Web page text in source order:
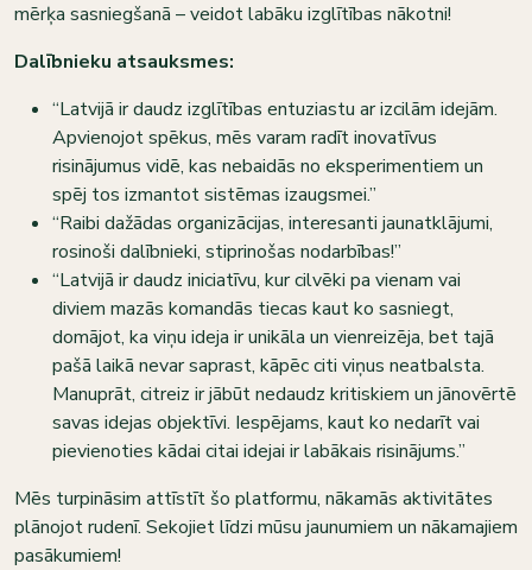
mērķa sasniegšanā – veidot labāku izglītības nākotni!
Dalībnieku atsauksmes:
“Latvijā ir daudz izglītības entuziastu ar izcilām idejām.
Apvienojot spēkus, mēs varam radīt inovatīvus
risinājumus vidē, kas nebaidās no eksperimentiem un
spēj tos izmantot sistēmas izaugsmei.”
“Raibi dažādas organizācijas, interesanti jaunatklājumi,
rosinoši dalībnieki, stiprinošas nodarbības!”
“Latvijā ir daudz iniciatīvu, kur cilvēki pa vienam vai
diviem mazās komandās tiecas kaut ko sasniegt,
domājot, ka viņu ideja ir unikāla un vienreizēja, bet tajā
pašā laikā nevar saprast, kāpēc citi viņus neatbalsta.
Manuprāt, citreiz ir jābūt nedaudz kritiskiem un jānovērtē
savas idejas objektīvi. Iespējams, kaut ko nedarīt vai
pievienoties kādai citai idejai ir labākais risinājums.”
Mēs turpināsim attīstīt šo platformu, nākamās aktivitātes
plānojot rudenī. Sekojiet līdzi mūsu jaunumiem un nākamajiem
pasākumiem!